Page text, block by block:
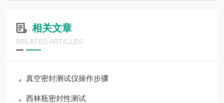
相关文章
RELATED ARTICLES
真空密封测试仪操作步骤
西林瓶密封性测试